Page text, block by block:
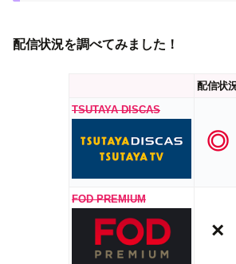
配信状況を調べてみました！
配信状
TSUTAYA DISCAS
◎
FOD PREMIUM
×